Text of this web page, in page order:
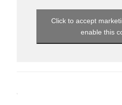
Click to accept
enable this